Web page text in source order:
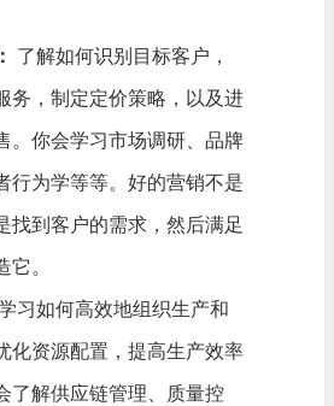
了解如何识别目标客户，
务，制定定价策略，以及进
。你会学习市场调研、品牌
行为学等等。好的营销不是
找到客户的需求，然后满足
它。
习如何高效地组织生产和
化资源配置，提高生产效率
了解供应链管理、质量控